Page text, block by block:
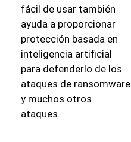
fácil de usar también
ayuda a proporcionar
protección basada en
inteligencia artificial
para defenderlo de los
ataques de ransomware
y muchos otros
ataques.